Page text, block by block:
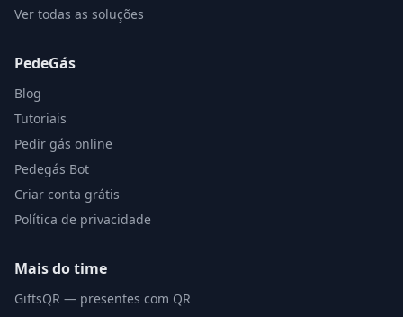
Ver todas as soluções
PedeGás
Blog
Tutoriais
Pedir gás online
Pedegás Bot
Criar conta grátis
Política de privacidade
Mais do time
GiftsQR — presentes com QR